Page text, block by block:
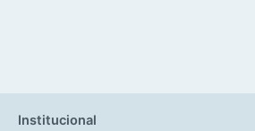
Institucional